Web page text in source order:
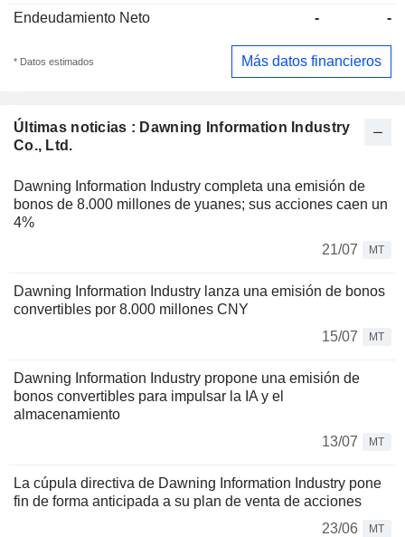
Últimas noticias : Dawning Information Industry
Co., Ltd.
Dawning Information Industry completa una emisión de
bonos de 8.000 millones de yuanes; sus acciones caen un
4%
21/07
MT
Dawning Information Industry lanza una emisión de bonos
convertibles por 8.000 millones CNY
15/07
MT
Dawning Information Industry propone una emisión de
bonos convertibles para impulsar la IA y el
almacenamiento
13/07
MT
La cúpula directiva de Dawning Information Industry pone
fin de forma anticipada a su plan de venta de acciones
23/06
MT
Endeudamiento Neto
- -
* Datos estimados Más datos financieros